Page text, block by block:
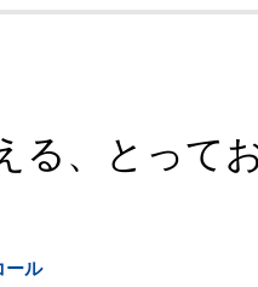
、とって
ール